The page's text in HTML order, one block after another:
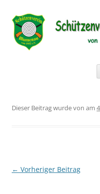
Dieser Beitrag wurdevon am
Beitragsnavigation
← Vorheriger Beitrag